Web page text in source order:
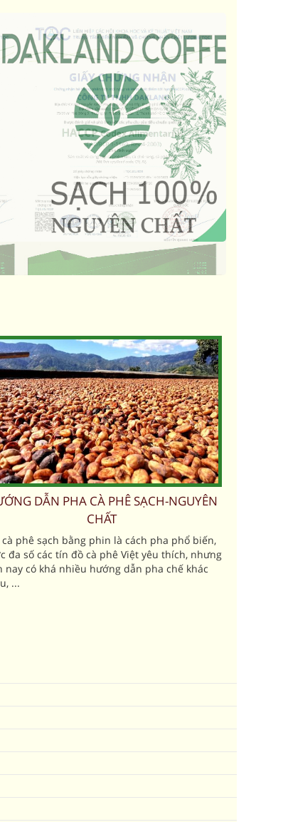
DẪN PHA CÀ PHÊ SẠCH-NGUYÊN
CHẤT
cà phê sạch bằng phin là cách pha phổ biến,
đa số các tín đồ cà phê Việt yêu thích, nhưng
nay có khá nhiều hướng dẫn pha chế khác
...